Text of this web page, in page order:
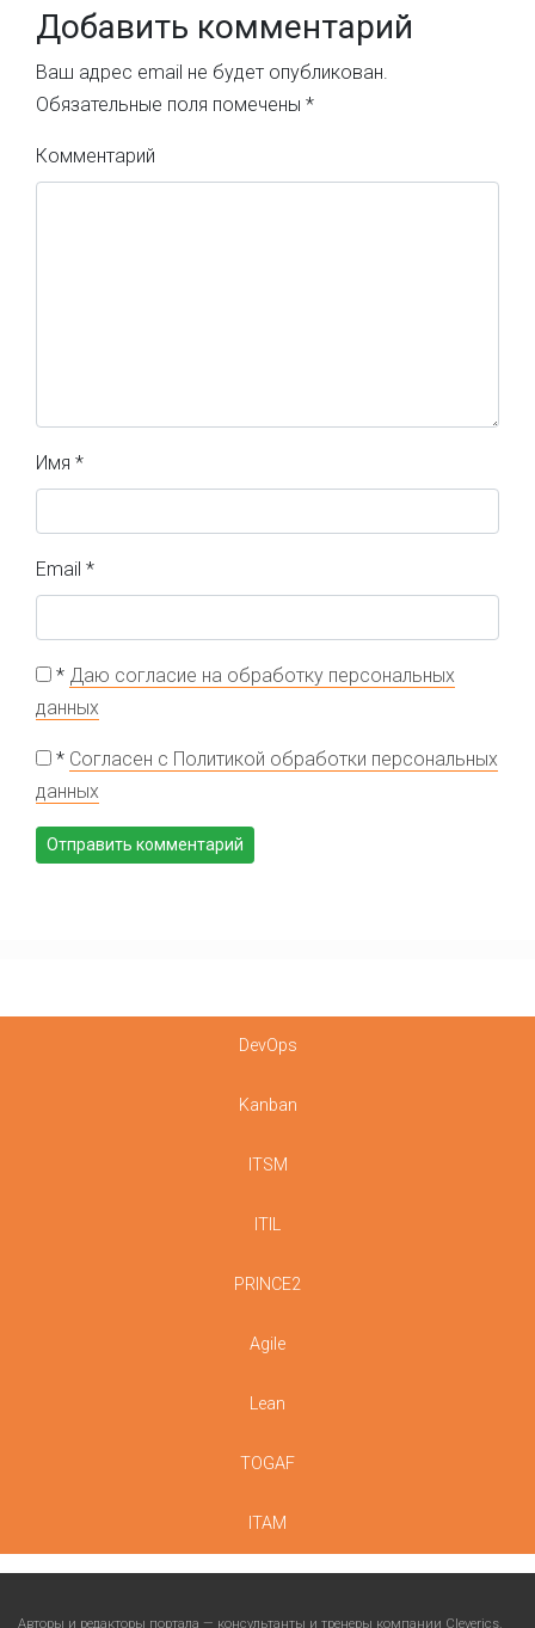
Добавить комментарий
Ваш адрес email не будет опубликован.
Обязательные поля помечены *
Комментарий
Имя *
Email *
* Даю согласие на обработку персональных
данных
* Согласен с Политикой обработки персональных
данных
DevOps
Kanban
ITSM
ITIL
PRINCE2
Agile
Lean
TOGAF
ITAM
Авторы и редакторы портала — консультанты и тренеры компании Cleverics.